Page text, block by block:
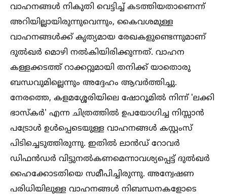
വാഹനങ്ങള്‍ നികുതി വെട്ടിച്ച്‌ കടത്തിയതാണെന്ന്
അറിയില്ലായിരുന്നുവെന്നും, കൈവശമുള്ള
വാഹനങ്ങള്‍ക്ക് കൃത്യമായ രേഖകളുണ്ടെന്നുമാണ്
ദുല്‍ഖർ മൊഴി നല്‍കിയിരിക്കുന്നത്. വാഹന
കള്ളക്കടത്ത് റാക്കറ്റുമായി തനിക്ക് യാതൊരു
ബന്ധവുമില്ലെന്നും അദ്ദേഹം ആവർത്തിച്ചു.
നേരത്തെ, കളമശ്ശേരിയിലെ ഷോറൂമില്‍ നിന്ന് 'ലക്കി
ഭാസ്കർ' എന്ന ചിത്രത്തില്‍ ഉപയോഗിച്ച നിസ്സാൻ
പട്രോള്‍ ഉള്‍പ്പെടെയുള്ള വാഹനങ്ങള്‍ കസ്റ്റംസ്
പിടിച്ചെടുത്തിരുന്നു. ഇതില്‍ ലാൻഡ് റോവർ
ഡിഫൻഡർ വിട്ടുനല്‍കണമെന്നാവശ്യപ്പെട്ട് ദുല്‍ഖർ
ഹൈക്കോടതിയെ സമീപിച്ചിരുന്നു. അന്വേഷണ
പരിധിയിലുള്ള വാഹനങ്ങള്‍ നിബന്ധനകളോടെ